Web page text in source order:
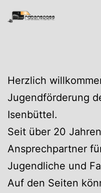
Zum
Inhalt
Herzlich
Jugendförderung
Isenbüttel.
Seit über 20
Ansprechpartner
Jugendliche und
Auf den Seiten